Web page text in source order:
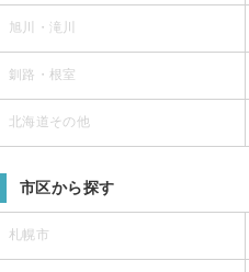
旭川・滝川
釧路・根室
北海道その他
市区から探す
札幌市